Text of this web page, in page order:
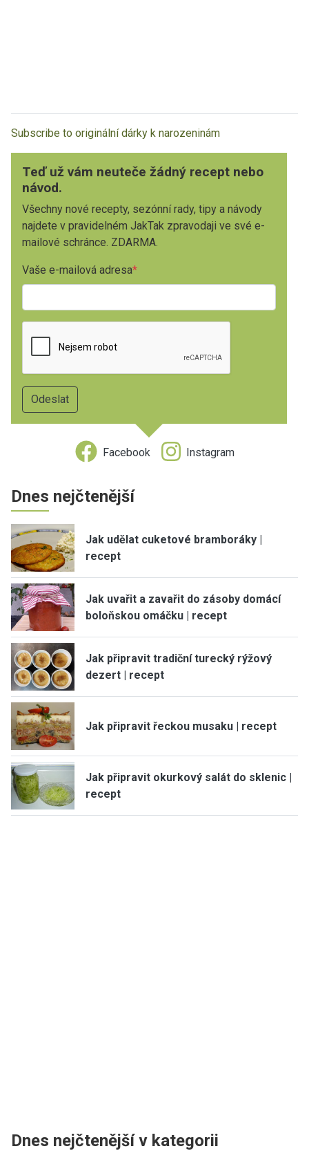
Subscribe to originální dárky k narozeninám
Teď už vám neuteče žádný recept nebo
návod.
Všechny nové recepty, sezónní rady, tipy a návody
najdete v pravidelném JakTak zpravodaji ve své e-
mailové schránce. ZDARMA.
Vaše e-mailová adresa
Facebook Instagram
Dnes nejčtenější
Jak udělat cuketové bramboráky |
recept
Jak uvařit a zavařit do zásoby domácí
boloňskou omáčku | recept
Jak připravit tradiční turecký rýžový
dezert | recept
Jak připravit řeckou musaku | recept
Jak připravit okurkový salát do sklenic |
recept
Dnes nejčtenější v kategorii